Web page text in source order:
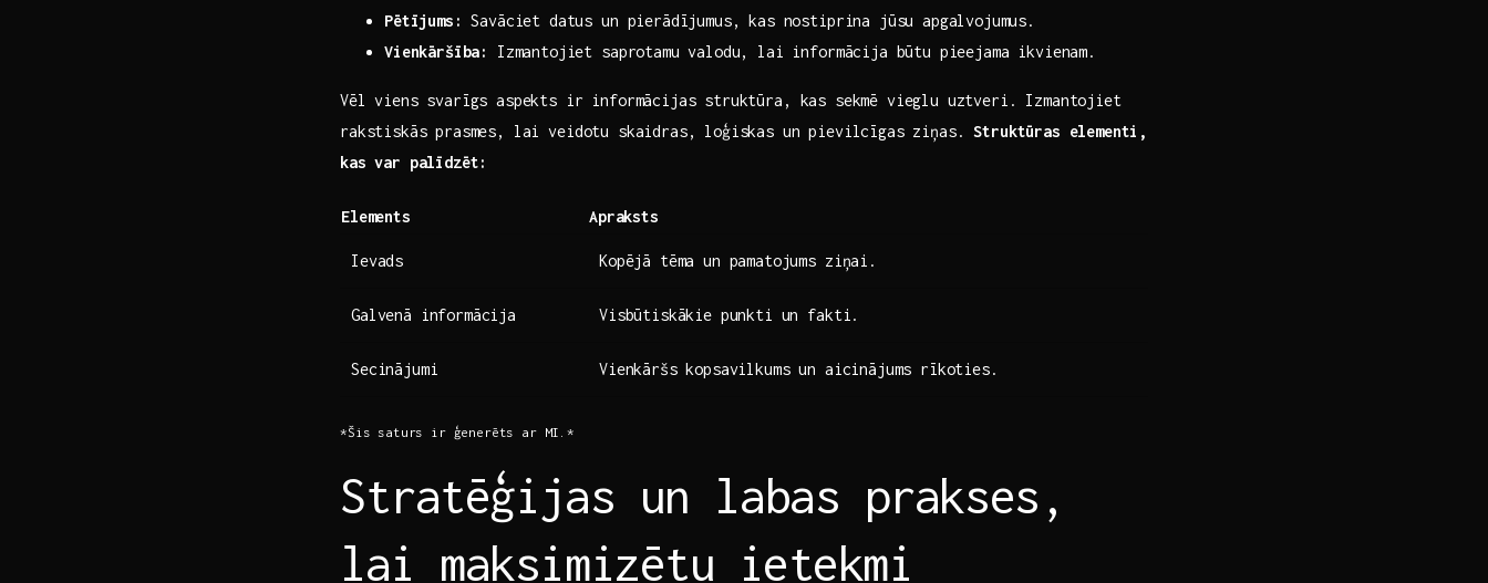
Pētījums: Savāciet datus un pierādījumus, kas nostiprina jūsu apgalvojumus.
Vienkāršība:
Izmantojiet saprotamu valodu, lai informācija būtu pieejama ikvienam.
Vēl‌ viens svarīgs aspekts ir informācijas struktūra, kas sekmē vieglu uztveri. Izmantojiet
rakstiskās prasmes, lai​ veidotu skaidras, loģiskas un pievilcīgas ziņas.Struktūras elementi,
kas var palīdzēt:
Elements Apraksts
Ievads Kopējā tēma un pamatojums ziņai.
Galvenā informācija Visbūtiskākie punkti un fakti.
Secinājumi Vienkāršs kopsavilkums un aicinājums rīkoties.
*Šis saturs ir ‍ģenerēts⁢ ar MI.*
Stratēģijas un labas prakses,
lai maksimizētu⁤ ietekmi